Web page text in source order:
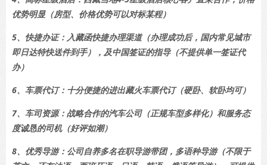
优势明显（房型、价格优势可以对标某程）
5、快捷办证：入藏函快捷办理渠道（办理成功后，国内常见城市
即日达特快送件到手），及中国签证的指导（不提供单一签证代
办）
6、车票代订：十分便捷的进出藏火车票代订（硬卧、软卧均可）
7、车司资源：战略合作的汽车公司（正规车型多样化）和服务态
度诚恳的司机（好评如潮）
8、优秀导游：公司自养多名在职导游带团，多语种导游（不限于